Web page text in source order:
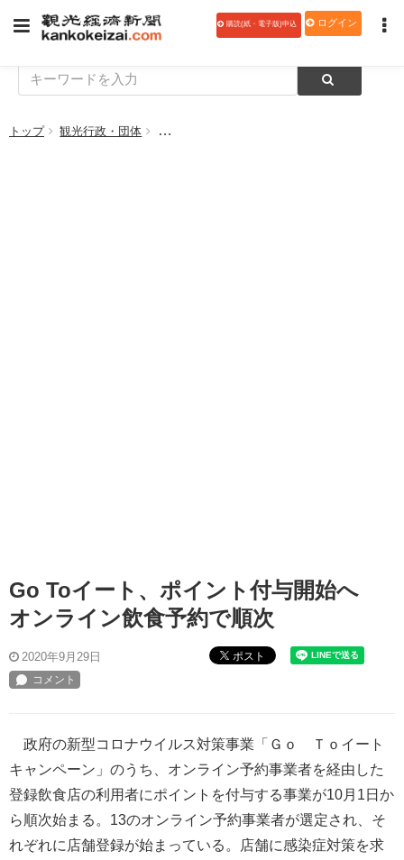
購読(紙・電子版)申込 ログイン
トップ 観光行政・団体 Go Toイート、ポイント付与開始へ オンライ
Go Toイート、ポイント付与開始へ
オンライン飲食予約で順次
2020年9月29日 ポスト
政府の新型コロナウイルス対策事業「Ｇｏ Ｔｏイート
キャンペーン」のうち、オンライン予約事業者を経由した
登録飲食店の利用者にポイントを付与する事業が10月1日か
ら順次始まる。13のオンライン予約事業者が選定され、そ
れぞれに店舗登録が始まっている。店舗に感染症対策を求